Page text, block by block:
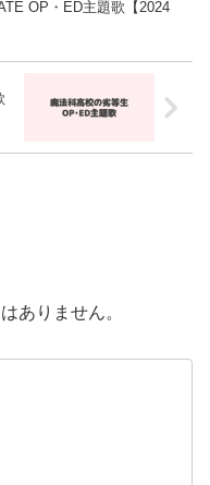
OP・ED主題歌【2024
ありません。